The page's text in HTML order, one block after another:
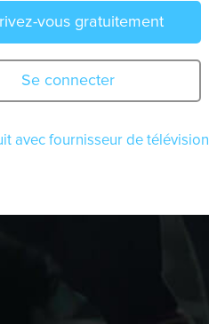
vous gratuitement
Se connecter
avec fournisseur de télévision